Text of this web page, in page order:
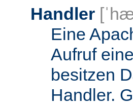
Handler
Eine
Aufruf
besitzen
Handler.